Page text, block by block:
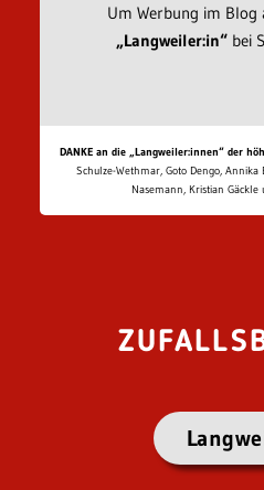
Um Werbung im Blog
„Langweiler:in“bei
DANKE an die „Langweiler:innen“ der
Schulze-Wethmar, Goto Dengo,
Nasemann, Kristian Gäckle